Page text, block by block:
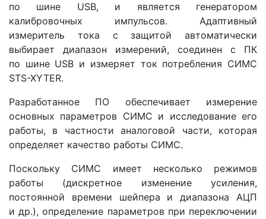
по шине USB, и является генератором
калибровочных импульсов. Адаптивный
измеритель тока с защитой автоматически
выбирает диапазон измерений, соединен с ПК
по шине USB и измеряет ток потребления СИМС
STS-XYTER.
Разработанное ПО обеспечивает измерение
основных параметров СИМС и исследование его
работы, в частности аналоговой части, которая
определяет качество работы СИМС.
Поскольку СИМС имеет несколько режимов
работы (дискретное изменение усиления,
постоянной времени шейпера и диапазона АЦП
и др.), определение параметров при переключении